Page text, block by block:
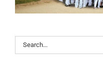
Search
for: